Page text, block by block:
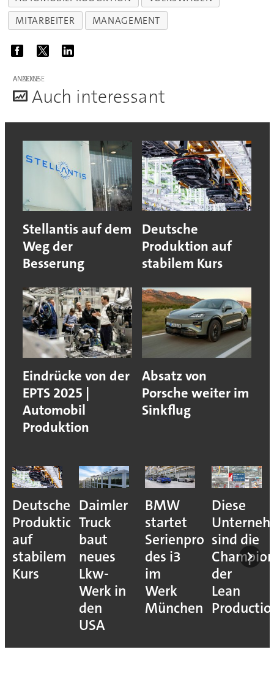
MITARBEITER
MANAGEMENT
ANZEIGE
Auch interessant
Stellantis auf dem
Weg der
Besserung
Deutsche
Produktion auf
stabilem Kurs
Eindrücke von der
EPTS 2025 |
Automobil
Produktion
Absatz von
Porsche weiter im
Sinkflug
Deutsche
Produktion
auf
stabilem
Kurs
Daimler
Truck
baut
neues
Lkw-
Werk in
den
USA
BMW
startet
Serienproduktion
des i3
im
Werk
München
Diese
sind die
der
Lean